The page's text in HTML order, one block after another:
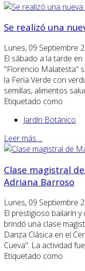
Se realizó una
Lunes, 09 Septiembre
El sábado a la tarde
"Florencio Malatesta"
la Feria Verde con
semillas, alimentos
Etiquetado como
Jardín Botánico
Leer más ...
Clase magistral
Adriana Barroso
Lunes, 09 Septiembre
El prestigioso bailarín
brindó una clase
Danza Clásica en el
Cueva". La actividad
Etiquetado como